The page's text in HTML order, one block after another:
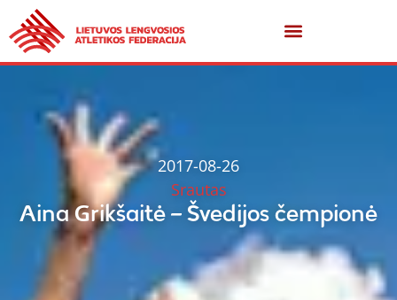
2017-08-26
Srautas
Aina Grikšaitė – Švedijos čempionė